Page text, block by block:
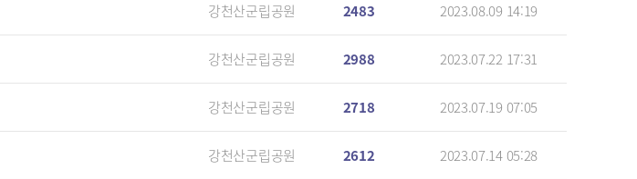
강천산군립공원 2483 2023.08.09 14:19
강천산군립공원 2988 2023.07.22 17:31
강천산군립공원 2718 2023.07.19 07:05
강천산군립공원 2612 2023.07.14 05:28